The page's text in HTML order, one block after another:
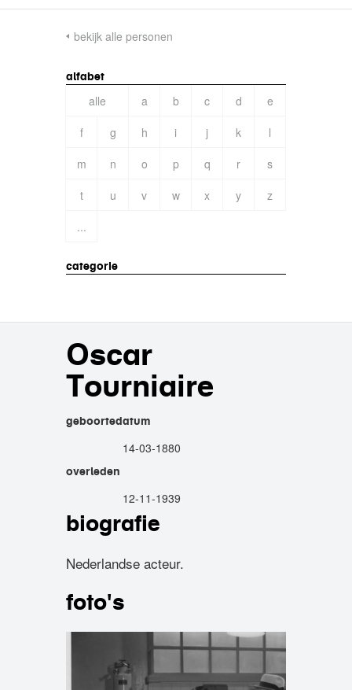
bekijk alle personen
alfabet
alle a b c d
e
f
g h i j k
l
m
n o p q r
s
t
u v w x y
z
...
categorie
Oscar
Tourniaire
geboortedatum
14-03-1880
overleden
12-11-1939
biografie
Nederlandse acteur.
foto's